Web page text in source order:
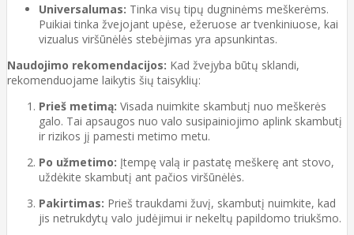
Universalumas: Tinka visų tipų dugninėms meškerėms.
Puikiai tinka žvejojant upėse, ežeruose ar tvenkiniuose, kai
vizualus viršūnėlės stebėjimas yra apsunkintas.
Naudojimo rekomendacijos: Kad žvejyba būtų sklandi,
rekomenduojame laikytis šių taisyklių:
Prieš metimą: Visada nuimkite skambutį nuo meškerės
galo. Tai apsaugos nuo valo susipainiojimo aplink skambutį
ir rizikos jį pamesti metimo metu.
Po užmetimo: Įtempę valą ir pastatę meškerę ant stovo,
uždėkite skambutį ant pačios viršūnėlės.
Pakirtimas: Prieš traukdami žuvį, skambutį nuimkite, kad
jis netrukdytų valo judėjimui ir nekeltų papildomo triukšmo.